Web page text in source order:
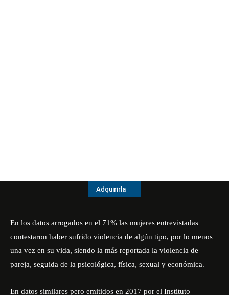
Adquirirla
En los datos arrogados en el 71% las mujeres entrevistadas
contestaron haber sufrido violencia de algún tipo, por lo menos
una vez en su vida, siendo la más reportada la violencia de
pareja, seguida de la psicológica, física, sexual y económica.
En datos similares pero emitidos en 2017 por el Instituto